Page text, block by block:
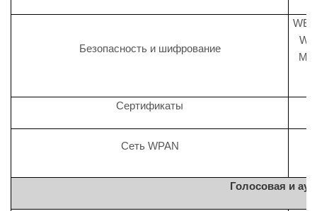
Безопасность и шифрование
Сертификаты
Сеть WPAN
Голосовая и